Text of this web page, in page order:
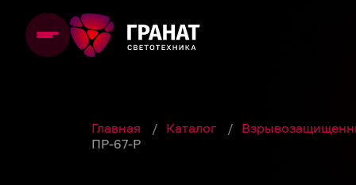
Главная / Каталог /
ПР-67-Р